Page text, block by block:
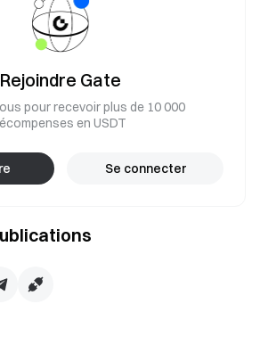
tâches de suivi des médias sociaux
pour finaliser la vérification.
de recevoir des airdrops :
de médias sociaux Web3 de Gate
chance de recevoir des airdrops.
à la page de la place de tâches ->
de la place de tâches' ->
Rejoindre Gate
pour recevoir plus de 10 000
en USDT
Se connecter